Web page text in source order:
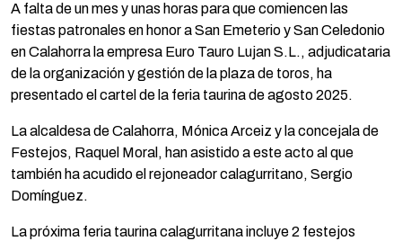
A falta de un mes y unas horas para que comiencen las
fiestas patronales en honor a San Emeterio y San Celedonio
en Calahorra la empresa Euro Tauro Lujan S.L., adjudicataria
de la organización y gestión de la plaza de toros, ha
presentado el cartel de la feria taurina de agosto 2025.
La alcaldesa de Calahorra, Mónica Arceiz y la concejala de
Festejos, Raquel Moral, han asistido a este acto al que
también ha acudido el rejoneador calagurritano, Sergio
Domínguez.
La próxima feria taurina calagurritana incluye 2 festejos